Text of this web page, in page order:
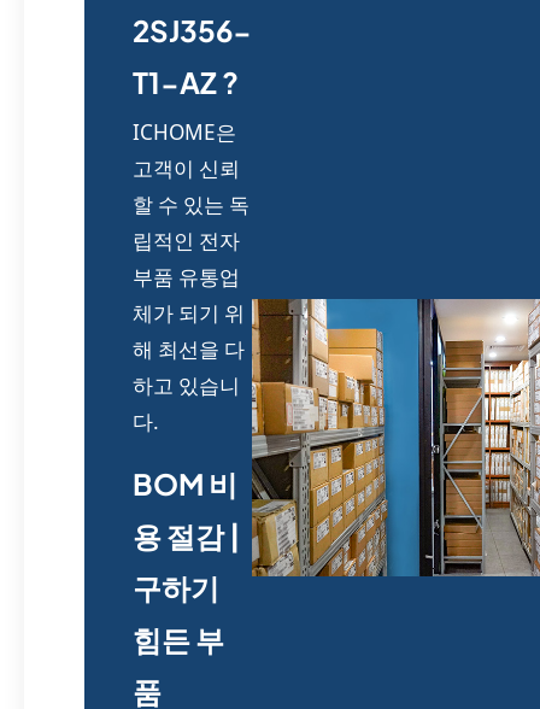
2SJ356-
T1-AZ ?
ICHOME은
고객이 신뢰
할 수 있는 독
립적인 전자
부품 유통업
체가 되기 위
해 최선을 다
하고 있습니
다.
BOM 비
용 절감 |
구하기
힘든 부
품